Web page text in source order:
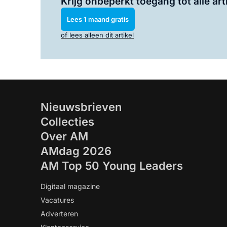
Lees 1 maand gratis
of lees alleen dit artikel
Nieuwsbrieven
Collecties
Over AM
AMdag 2026
AM Top 50 Young Leaders
Digitaal magazine
Vacatures
Adverteren